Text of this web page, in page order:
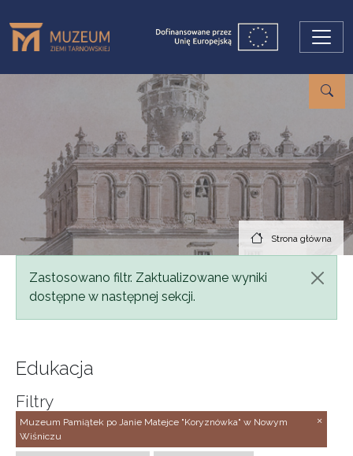
Strona główna
Komunikat
Zastosowano filtr. Zaktualizowane wyniki
dostępne w następnej sekcji.
Edukacja
Filtry
Muzeum Pamiątek po Janie Matejce "Koryznówka" w Nowym
Wiśniczu